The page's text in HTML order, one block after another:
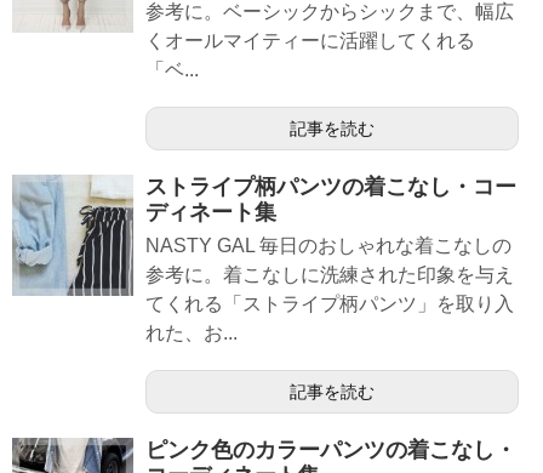
参考に。ベーシックからシックまで、幅広
くオールマイティーに活躍してくれる
「ベ...
記事を読む
ストライプ柄パンツの着こなし・コー
ディネート集
NASTY GAL 毎日のおしゃれな着こなしの
参考に。着こなしに洗練された印象を与え
てくれる「ストライプ柄パンツ」を取り入
れた、お...
記事を読む
ピンク色のカラーパンツの着こなし・